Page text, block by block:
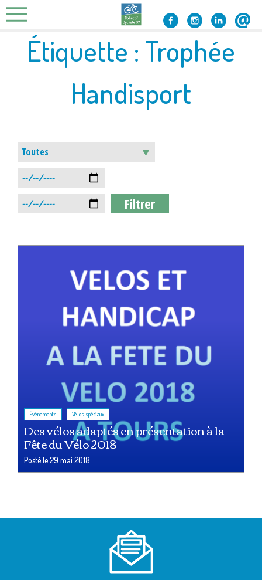
Skip
to
contentÉtiquette : Trophée
Handisport
Événements Vélos spéciaux
Des vélos adaptés en présentation à la
Fête du Vélo 2018
Posté le29 mai 2018